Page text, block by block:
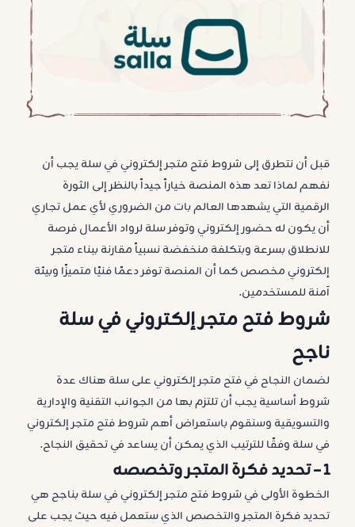
قبل أن نتطرق إلى شروط فتح متجر إلكتروني في سلة يجب أن
نفهم لماذا تعد هذه المنصة خياراً جيداً بالنظر إلى الثورة
الرقمية التي يشهدها العالم بات من الضروري لأي عمل تجاري
أن يكون له حضور إلكتروني وتوفر سلة لرواد الأعمال فرصة
للانطلاق بسرعة وبتكلفة منخفضة نسبياً مقارنة ببناء متجر
إلكتروني مخصص كما أن المنصة توفر دعمًا فنيًا متميزًا وبيئة
آمنة للمستخدمين.
شروط فتح متجر إلكتروني في سلة
ناجح
لضمان النجاح في فتح متجر إلكتروني على سلة هناك عدة
شروط أساسية يجب أن تلتزم بها من الجوانب التقنية والإدارية
والتسويقية وسنقوم باستعراض أهم شروط فتح متجر إلكتروني
في سلة وفقًا للترتيب الذي يمكن أن يساعد في تحقيق النجاح.
1 – تحديد فكرة المتجر وتخصصه
الخطوة الأولى في شروط فتح متجر إلكتروني في سلة بناجح هي
تحديد فكرة المتجر والتخصص الذي ستعمل فيه حيث يجب على